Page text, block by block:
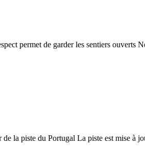
permet de garder les sentiers
la piste du Portugal La piste est mise à